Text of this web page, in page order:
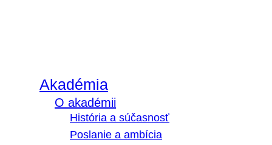
Akadémia
O akadémii
História a súčasnosť
Poslanie a ambícia